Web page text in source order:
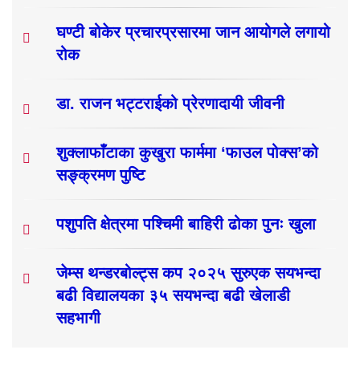
घण्टी बोकेर प्रचारप्रसारमा जान आयोगले लगायो
रोक
डा. राजन भट्टराईको प्रेरणादायी जीवनी
शुक्लाफाँटाका कुखुरा फार्ममा ‘फाउल पोक्स’को
सङ्क्रमण पुष्टि
पशुपति क्षेत्रमा पश्चिमी बाहिरी ढोका पुनः खुला
जेम्स थन्डरबोल्ट्स कप २०२५ सुरुएक सयभन्दा
बढी विद्यालयका ३५ सयभन्दा बढी खेलाडी
सहभागी